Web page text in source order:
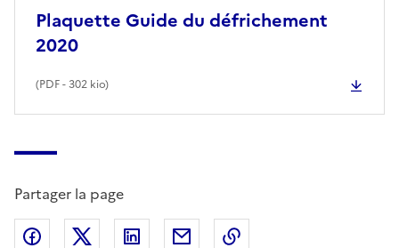
Plaquette Guide du défrichement
2020
(PDF- 302 kio)
Partager la page
Partager sur Facebook
Partager sur X (anciennement Twitter)
Partager sur LinkedIn
Partager par email